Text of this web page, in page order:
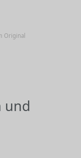
Original
und